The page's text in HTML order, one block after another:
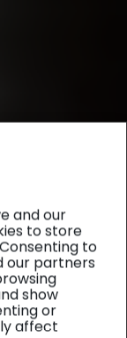
and our
to store
to
our partners
show
or
affect